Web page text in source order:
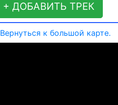
+ ДОБАВИТЬ ТРЕК
Вернуться к большой карте.